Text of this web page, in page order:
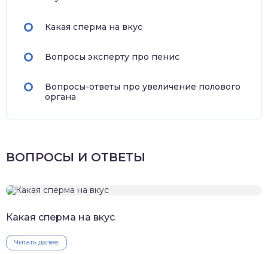
Какая сперма на вкус
Вопросы эксперту про пенис
Вопросы-ответы про увеличение полового
органа
ВОПРОСЫ И ОТВЕТЫ
Какая сперма на вкус
Читать далее